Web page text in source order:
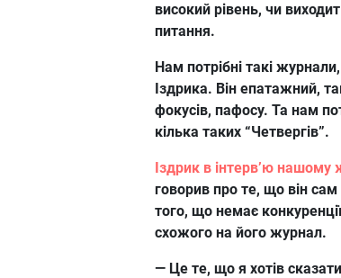
високий рівень, чи
питання.
Нам потрібні такі
Іздрика. Він епатажний,
фокусів, пафосу. Та нам
кілька таких “Четвергів”.
Іздрик в інтерв’ю нашому
говорив про те, що він сам
того, що немає
схожого на його журнал.
— Це те, що я хотів